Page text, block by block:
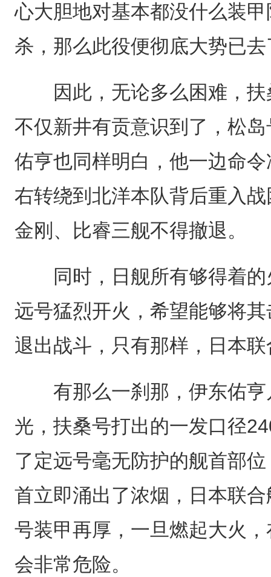
心大胆地对基本都没什么装
杀，那么此役便彻底大势已
因此，无论多么困难，扶
不仅新井有贡意识到了，松
佑亨也同样明白，他一边命
右转绕到北洋本队背后重入
金刚、比睿三舰不得撤退。
同时，日舰所有够得着的
远号猛烈开火，希望能够将
退出战斗，只有那样，日本
有那么一刹那，伊东佑亨
光，扶桑号打出的一发口径
了定远号毫无防护的舰首部
首立即涌出了浓烟，日本联
号装甲再厚，一旦燃起大火
会非常危险。